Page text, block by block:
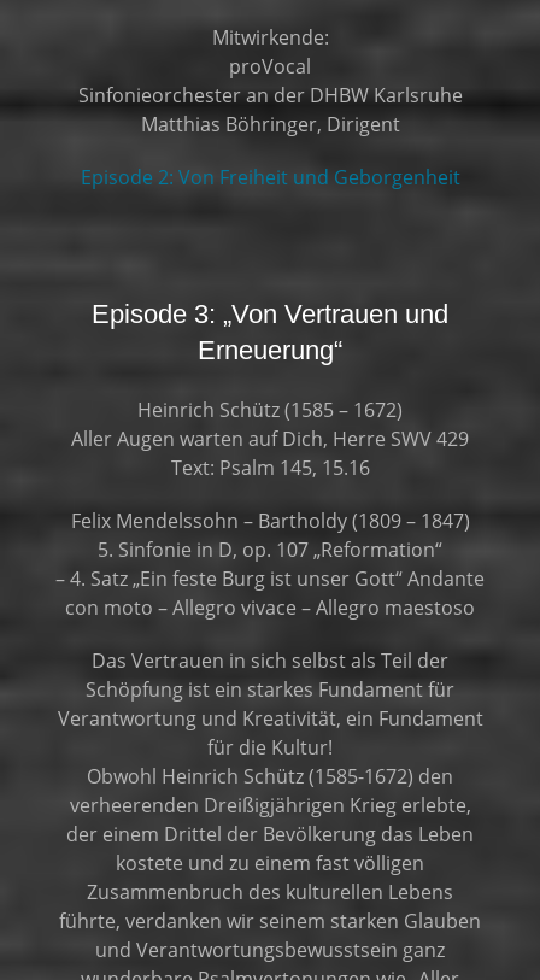
Mitwirkende:
proVocal
Sinfonieorchester an der DHBW Karlsruhe
Matthias Böhringer, Dirigent
Episode 2: Von Freiheit und Geborgenheit
Episode 3: „Von Vertrauen und
Erneuerung“
Heinrich Schütz (1585 – 1672)
Aller Augen warten auf Dich, Herre SWV 429
Text: Psalm 145, 15.16
Felix Mendelssohn – Bartholdy (1809 – 1847)
5. Sinfonie in D, op. 107 „Reformation“
– 4. Satz „Ein feste Burg ist unser Gott“ Andante
con moto – Allegro vivace – Allegro maestoso
Das Vertrauen in sich selbst als Teil der
Schöpfung ist ein starkes Fundament für
Verantwortung und Kreativität, ein Fundament
für die Kultur!
Obwohl Heinrich Schütz (1585-1672) den
verheerenden Dreißigjährigen Krieg erlebte,
der einem Drittel der Bevölkerung das Leben
kostete und zu einem fast völligen
Zusammenbruch des kulturellen Lebens
führte, verdanken wir seinem starken Glauben
und Verantwortungsbewusstsein ganz